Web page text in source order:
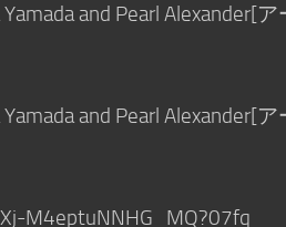
and Pearl Alexander[
and Pearl Alexander[
M4eptuNNHG_MQ?07fq